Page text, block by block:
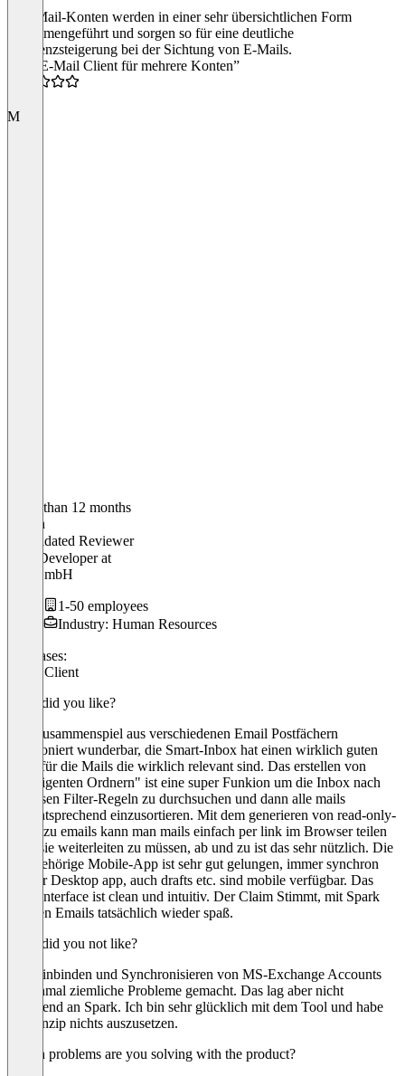
Alle Mail-Konten werden in einer sehr übersichtlichen Form
zusammengeführt und sorgen so für eine deutliche
Effizienzsteigerung bei der Sichtung von E-Mails.
“Top E-Mail Client für mehrere Konten”
M
Older than 12 months
Merlin
Validated Reviewer
Web-Developerat
Pult GmbH
1-50 employees
Industry: Human Resources
Use cases:
Email Client
What did you like?
Das Zusammenspiel aus verschiedenen Email Postfächern
funktioniert wunderbar, die Smart-Inbox hat einen wirklich guten
Filter für die Mails die wirklich relevant sind. Das erstellen von
"intelligenten Ordnern" ist eine super Funkion um die Inbox nach
gewissen Filter-Regeln zu durchsuchen und dann alle mails
dementsprechend einzusortieren. Mit dem generieren von read-only-
Links zu emails kann man mails einfach per link im Browser teilen
ohne sie weiterleiten zu müssen, ab und zu ist das sehr nützlich. Die
dazugehörige Mobile-App ist sehr gut gelungen, immer synchron
mit der Desktop app, auch drafts etc. sind mobile verfügbar. Das
User-Interface ist clean und intuitiv. Der Claim Stimmt, mit Spark
machen Emails tatsächlich wieder spaß.
What did you not like?
Das Einbinden und Synchronisieren von MS-Exchange Accounts
hat einmal ziemliche Probleme gemacht. Das lag aber nicht
zwingend an Spark. Ich bin sehr glücklich mit dem Tool und habe
im Prinzip nichts auszusetzen.
Which problems are you solving with the product?